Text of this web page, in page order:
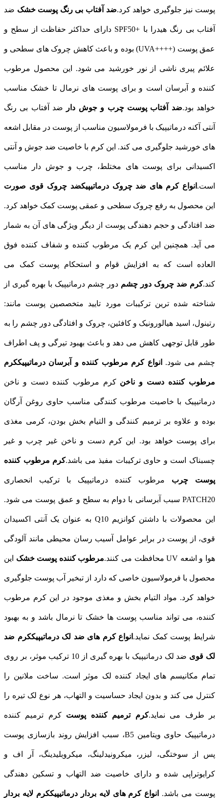
پوست نیز جلوگیری خواهد کرد.ضد آفتاب بی رنگ پوست خشک ضد
آفتاب بی رنگ هیدرا با +SPF50 دارای حداکثر حفاظت از سطح و
عمق پوست (++++UVA) بوده و باعث کاهش چروک‌ های سطحی و
علائم پیری ناشی از نور خورشید می‌ شود. این محصول مرطوب
کننده و آبرسان است و برای پوست‌ های نرمال تا خشک مناسب
خواهد بود.ضد آفتاب پوست چرب و جوش دار ضد آفتاب بی رنگ
آنتی آکنه درماتیپیک با فرمولاسیون مناسب از پوست در مقابل اشعه‌
های خورشید جلوگیری می‌ کند. این کرم با خاصیت ضد جوش و آنتی
اکسیدانی برای پوست‌ های مختلط، چرب و جوش دار مناسب
است. انواع کرم های ضد چروک درماتیپیکضد چروک قوی صورت
این محصول به رفع چروک سطحی و عمقی پوست کمک خواهد کرد.
ضد افتادگی و حجم دهندگی پوست از دیگر ویژگی های آن به شمار
می آید. همچنین این کرم یک مرطوب کننده و شفاف کننده فوق
العاده است که به افزایش قوام و استحکام پوست کمک می
کند.کرم ضد چروک دور چشم دور چشم درماتیپیک با بهره گیری از
شناخته شده‌ ترین ترکیبات مورد تایید متخصصین پوست مانند:
رتینول، اسید هیالورونیک و کافئین، چروک و افتادگی دور چشم را به
طور قابل توجهی کاهش می‌ دهد و باعث بهبود تیرگی و پف اطراف
چشم می‌ شود. انواع کرم مرطوب کننده و آبرسان درماتیپیککرم
مرطوب کننده دست و ناخن کرم مرطوب کننده دست و ناخن
درماتیپیک با خاصیت مرطوب کنندگی مناسب حاوی روغن آرگان
بوده و علاوه بر ترمیم کنندگی و التیام بخش بودن، کرمی مغذی
برای پوست خواهد بود. این کرم دست و ناخن غیر چرب و غیر
چسبناک است و حاوی ترکیبات مفیذ می باشد.کرم مرطوب کننده
پوست چرب مرطوب کننده‌ درماتیپیک با ترکیب انحصاری
PATCH20 سبب آبرسانی با دوام به سطح و عمق پوست می‌ شود.
این محصولات با داشتن کوانزیم Q10 به عنوان یک آنتی اکسیدان
قوی، از پوست در برابر عوامل آسیب رسان محیطی مانند آلودگی
هوا و اشعه UV محافظت می‌ کنند. مرطوب کننده پوست خشک این
محصول با فرمولاسیون خاصی که دارد از تبخیر آب پوست جلوگیری
خواهد کرد. مواد التیام بخش و مغذی موجود در این کرم مرطوب
کننده، می تواند مناسب پوست ها خشک تا نرمال باشد و به بهبود
شرایط پوست کمک نماید. انواع کرم های ضد لک درماتیپیککرم ضد
لک قوی ضد لک درماتیپیک با بهره گیری از 10 ترکیب موثر، بر روی
تمام مکانیسم‌ های ایجاد کننده لک موثر است. ساخت ملانین را
کنترل می‌ کند و بدون ایجاد حساسیت و التهاب، هر نوع لک تیره را
بر طرف می‌ نماید.کرم ترمیم کننده پوست کرم ترمیم کننده
درماتیپیک حاوی ویتامین B5، سبب افزایش روند بازسازی پوست
پس از سوختگی، لیزر، میکرونیدلینگ، میکروبلیدینگ، آر اف و
کرایوتراپی شده و دارای خاصیت ضد التهاب و تسکین دهندگی
پوست می باشد. انواع کرم های لایه بردار درماتیپیککرم لایه بردار